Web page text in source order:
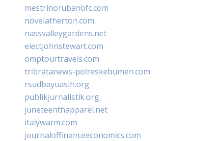
mestrinorubanofc.com
novelatherton.com
nassvalleygardens.net
electjohnstewart.com
omptourtravels.com
tribratanews-polreskebumen.com
rsudbayuasih.org
publikjurnalistik.org
juneteenthapparel.net
italywarm.com
journaloffinanceeconomics.com